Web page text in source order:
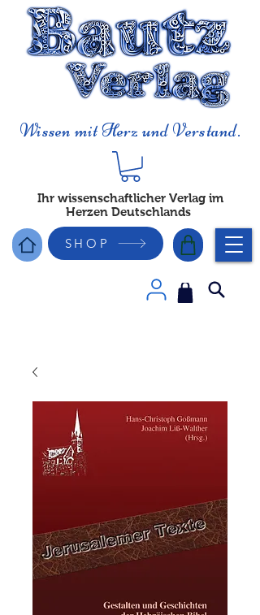
Wissen mit Herz und Verstand.
Ihr wissenschaftlicher Verlag im
Herzen Deutschlands
SHOP